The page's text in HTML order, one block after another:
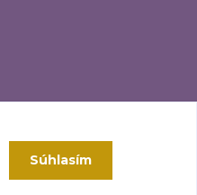
cookies.
Súhlasím